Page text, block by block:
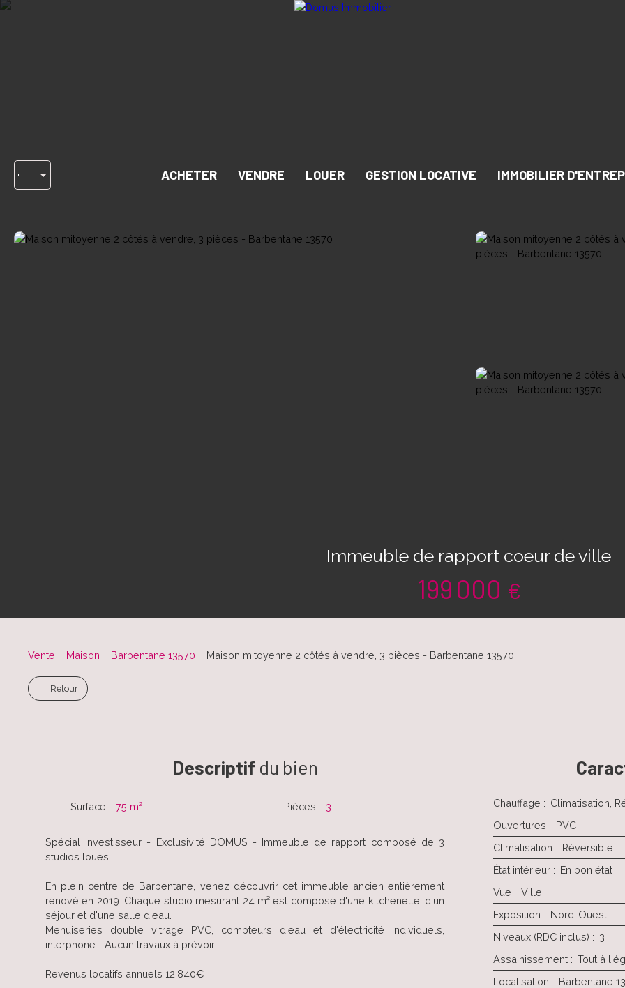
ACHETER VENDRE LOUER GESTION LOCATIVE IMMOBILIER
Immeuble de rapport coeur de ville
199 000 €
Vente Maison Barbentane 13570 Maison mitoyenne 2 côtés à vendre, 3 pièces - Barbentane 13570
Retour
Descriptif du bien
Surface : 75 m² Pièces : 3
Spécial investisseur - Exclusivité DOMUS - Immeuble de rapport composé de 3
studios loués.
En plein centre de Barbentane, venez découvrir cet immeuble ancien entièrement
rénové en 2019. Chaque studio mesurant 24 m² est composé d'une kitchenette, d'un
séjour et d'une salle d'eau.
Menuiseries double vitrage PVC, compteurs d'eau et d'électricité individuels,
interphone... Aucun travaux à prévoir.
Revenus locatifs annuels 12.840€
Chauffage : Climatisation,
Ouvertures : PVC
Climatisation : Réversible
État intérieur : En bon état
Vue : Ville
Exposition : Nord-Ouest
Niveaux (RDC inclus) : 3
Assainissement : Tout à
Localisation : Barbentane